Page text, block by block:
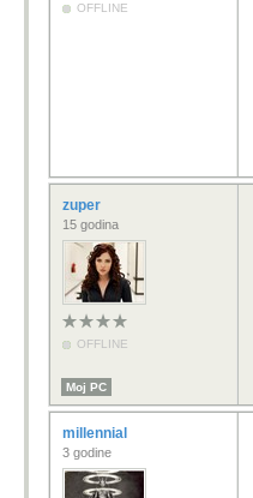
OFFLINE
zuper
15 godina
OFFLINE
Moj PC
millennial
3 godine